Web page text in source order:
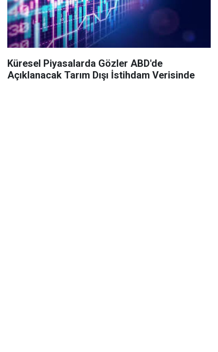
Küresel Piyasalarda Gözler ABD'de
Açıklanacak Tarım Dışı İstihdam Verisinde